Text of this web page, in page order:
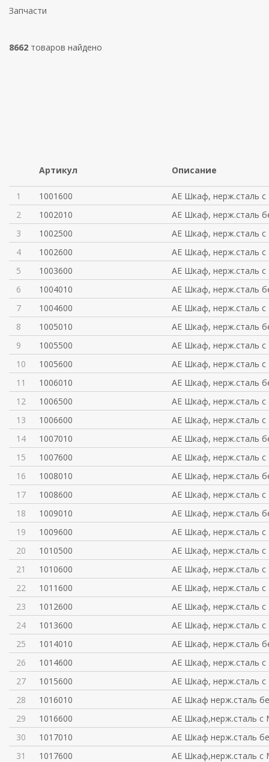
Запчасти
8662 товаров найдено
Артикул Описание
1 1001600
AE Шкаф, нерж.сталь
2
1002010
AE Шкаф, нерж.сталь
3
1002500
AE Шкаф, нерж.сталь
4
1002600
AE Шкаф, нерж.сталь
5
1003600
AE Шкаф, нерж.сталь
6
1004010
AE Шкаф, нерж.сталь
7
1004600
AE Шкаф, нерж.сталь
8
1005010
AE Шкаф, нерж.сталь
9
1005500
AE Шкаф, нерж.сталь
10
1005600
AE Шкаф, нерж.сталь
11
1006010
AE Шкаф, нерж.сталь
12
1006500
AE Шкаф, нерж.сталь
13
1006600
AE Шкаф, нерж.сталь
14
1007010
AE Шкаф, нерж.сталь
15
1007600
AE Шкаф, нерж.сталь
16
1008010
AE Шкаф, нерж.сталь
17
1008600
AE Шкаф, нерж.сталь
18
1009010
AE Шкаф, нерж.сталь
19
1009600
AE Шкаф, нерж.сталь
20
1010500
AE Шкаф, нерж.сталь
21
1010600
AE Шкаф, нерж.сталь
22
1011600
AE Шкаф, нерж.сталь
23
1012600
AE Шкаф, нерж.сталь
24
1013600
AE Шкаф, нерж.сталь
25
1014010
AE Шкаф, нерж.сталь
26
1014600
AE Шкаф, нерж.сталь
27
1015600
AE Шкаф, нерж.сталь
28
1016010
AE Шкаф нерж.сталь
29
1016600
AE Шкаф,нерж.сталь с
30
1017010
AE Шкаф нерж.сталь
31
1017600
AE Шкаф,нерж.сталь с